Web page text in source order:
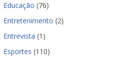
Educação (76)
Entretenimento (2)
Entrevista (1)
Esportes (110)